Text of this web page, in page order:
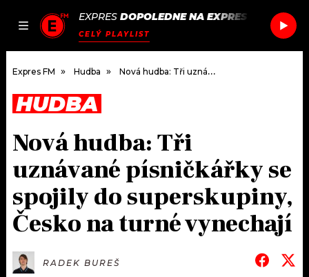
JAK
SEZNAM.CZ
EXPRES DOPOLEDNE NA EXPRES FM /FRED
CELÝ PLAYLIST
DOMŮ
ČLÁNKY
HUDBA
ROZHOVORY
PODCASTY
JAK NALADIT
RÁDIO
Expres FM Hudba Nová hudba: Tři uznávané písničkářky se spojily do superskupiny, Česko na turné vynechají
HUDBA
Nová hudba: Tři
uznávané písničkářky se
spojily do superskupiny,
Česko na turné vynechají
RADEK BUREŠ